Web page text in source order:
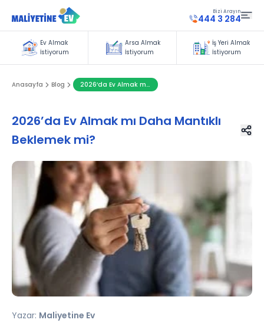
Bizi Arayın
444 3 284
Ev Almak
İstiyorum
Arsa Almak
İstiyorum
İş Yeri Almak
İstiyorum
Anasayfa Blog 2026’da Ev Almak mı Daha Mantıklı Beklemek mi?
2026’da Ev Almak mı Daha Mantıklı
Beklemek mi?
Yazar: Maliyetine Ev